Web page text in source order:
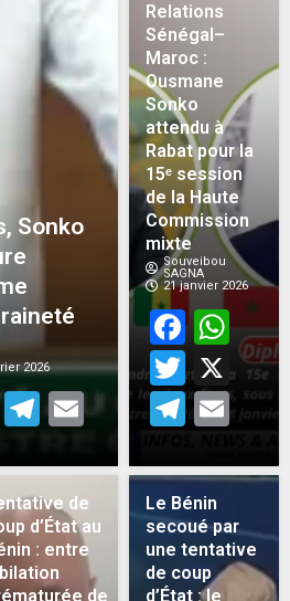
Sonko
2026
Telegram
Email
Relations
Sénégal–
Maroc :
Ousmane
Sonko
attendu à
Rabat pour la
15ᵉ session
de la Haute
Commission
mixte
Souveibou
SAGNA
21 janvier 2026
X
de
d’État au
: entre
de
Le Bénin
secoué par
une tentative
de coup
d’État : le